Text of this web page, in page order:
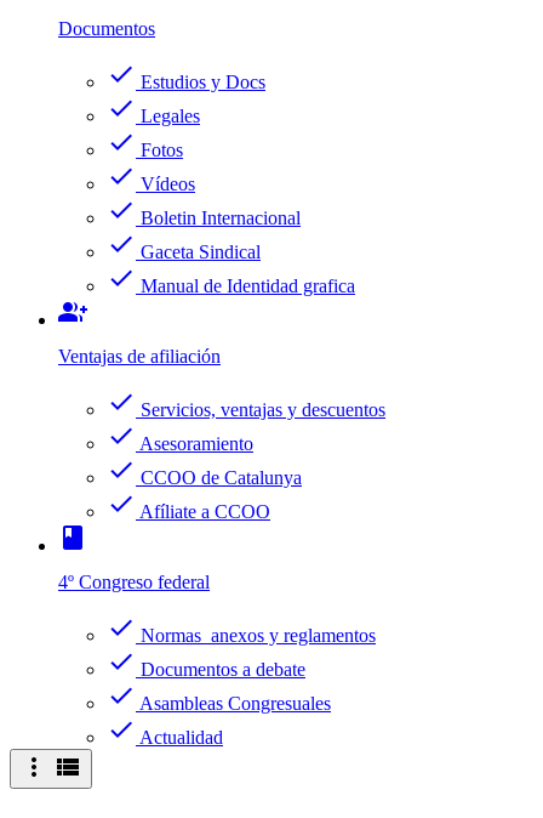
Documentos
check Estudios y Docs
check Legales
check Fotos
check Vídeos
check Boletin Internacional
check Gaceta Sindical
check Manual de Identidad grafica
group_add
Ventajas de afiliación
check Servicios, ventajas y descuentos
check Asesoramiento
check CCOO de Catalunya
check Afíliate a CCOO
book
4º Congreso federal
check Normas anexos y reglamentos
check Documentos a debate
check Asambleas Congresuales
check Actualidad
more_vert view_list